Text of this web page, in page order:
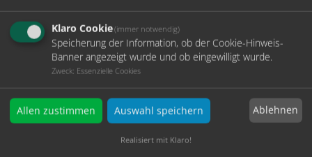
Oberfläche
Ihre Anmerkung
Klaro Cookie(immer notwendig)
Speicherung der Information, ob der Cookie-Hinweis-
Banner angezeigt wurde und ob eingewilligt wurde.
Zweck: Essenzielle Cookies
Allen zustimmen Auswahl speichern Ablehnen
Realisiert mit Klaro!